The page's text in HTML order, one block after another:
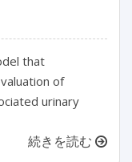
that
of
urinary
続きを読む